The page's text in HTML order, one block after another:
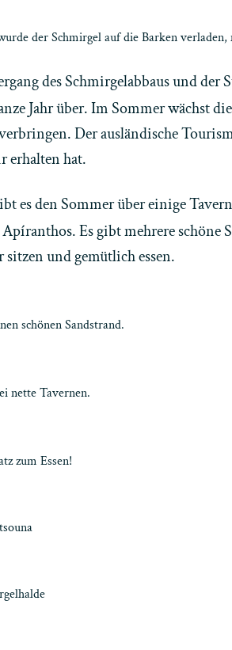
der Schmirgel auf die Barken
des Schmirgelabbaus und
Jahr über. Im Sommer wächst
Der ausländische
erhalten hat.
es den Sommer über einige
Es gibt mehrere
sitzen und gemütlich essen.
schönen Sandstrand.
nette Tavernen.
zum Essen!